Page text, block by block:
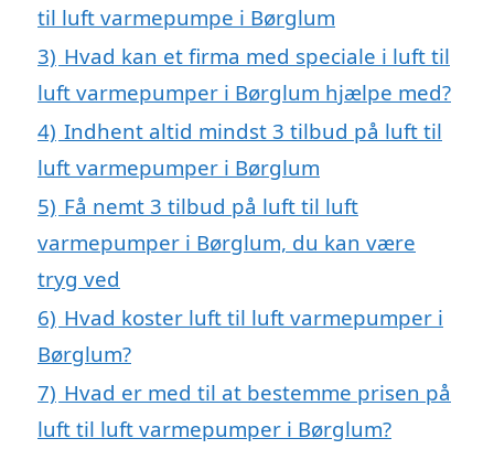
til luft varmepumpe i Børglum
3) Hvad kan et firma med speciale i luft til
luft varmepumper i Børglum hjælpe med?
4) Indhent altid mindst 3 tilbud på luft til
luft varmepumper i Børglum
5) Få nemt 3 tilbud på luft til luft
varmepumper i Børglum, du kan være
tryg ved
6) Hvad koster luft til luft varmepumper i
Børglum?
7) Hvad er med til at bestemme prisen på
luft til luft varmepumper i Børglum?